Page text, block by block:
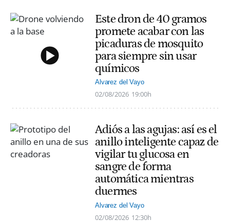
Este dron de 40 gramos
promete acabar con las
picaduras de mosquito
para siempre sin usar
químicos
Alvarez del Vayo
02/08/2026 19:00h
Adiós a las agujas: así es el
anillo inteligente capaz de
vigilar tu glucosa en
sangre de forma
automática mientras
duermes
Alvarez del Vayo
02/08/2026 12:30h